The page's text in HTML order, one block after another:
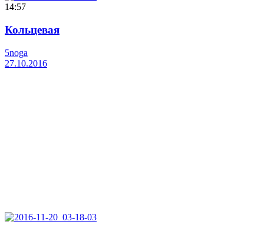
14:57
Кольцевая
5noga
27.10.2016